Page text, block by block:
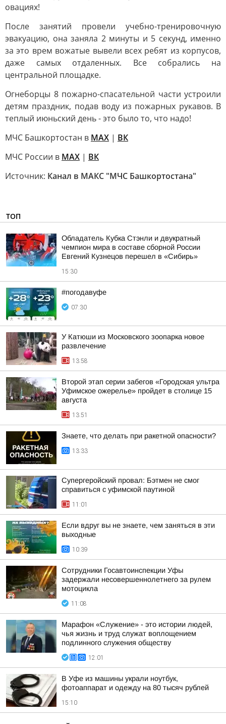
овациях!
После занятий провели учебно-тренировочную
эвакуацию, она заняла 2 минуты и 5 секунд, именно
за это врем вожатые вывели всех ребят из корпусов,
даже самых отдаленных. Все собрались на
центральной площадке.
Огнеборцы 8 пожарно-спасательной части устроили
детям праздник, подав воду из пожарных рукавов. В
теплый июньский день - это было то, что надо!
МЧС Башкортостан в МАХ | ВК
МЧС России в MAX | ВК
Источник: Канал в МАКС "МЧС Башкортостана"
ТОП
Обладатель Кубка Стэнли и двукратный
чемпион мира в составе сборной России
Евгений Кузнецов перешел в «Сибирь»
15:30
#погодавуфе
07:30
У Катюши из Московского зоопарка новое
развлечение
13:58
Второй этап серии забегов «Городская ультра
Уфимское ожерелье» пройдет в столице 15
августа
13:51
Знаете, что делать при ракетной опасности?
13:33
Супергеройский провал: Бэтмен не смог
справиться с уфимской паутиной
11:01
Если вдруг вы не знаете, чем заняться в эти
выходные
10:39
Сотрудники Госавтоинспекции Уфы
задержали несовершеннолетнего за рулем
мотоцикла
11:08
Марафон «Служение» - это истории людей,
чья жизнь и труд служат воплощением
подлинного служения обществу
12:01
В Уфе из машины украли ноутбук,
фотоаппарат и одежду на 80 тысяч рублей
15:10